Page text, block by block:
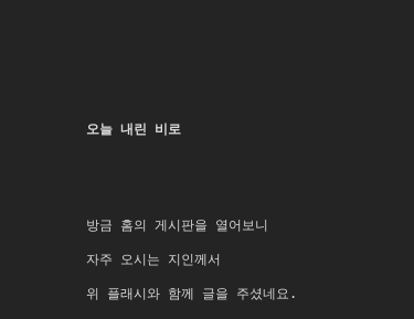
오늘 내린 비로
방금 홈의 게시판을 열어보니
자주 오시는 지인께서
위 플래시와 함께 글을 주셨네요.